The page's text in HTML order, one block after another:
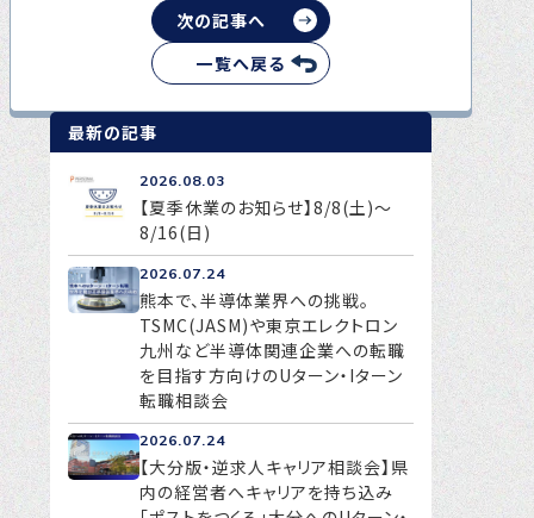
転職をお考えの方へ
転職エージェントサービス
転職者の声
キャリア採用をお考えの企業様へ
選ばれる４つの理由
４つの特長で解決
独自の採用スキーム
お問い合わせ
プライバシーポリシー
一覧へ戻る
次の記事へ
最新の記事
2026.08.03
【夏季休業のお知らせ】8/8(土)～
8/16(日)
2026.07.24
熊本で、半導体業界への挑戦。
TSMC(JASM)や東京エレクトロン
九州など半導体関連企業への転職
を目指す方向けのUターン・Iターン
転職相談会
2026.07.24
【大分版・逆求人キャリア相談会】県
内の経営者へキャリアを持ち込み